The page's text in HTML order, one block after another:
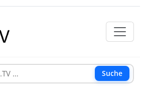
Suche